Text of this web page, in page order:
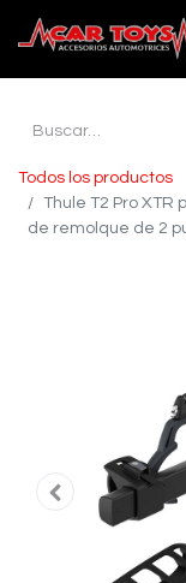
Todos los productos
Thule T2 Pro
de remolque de 2